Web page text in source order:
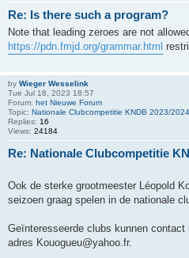
Re: Is there such a program?
Note that leading zeroes are not
https://pdn.fmjd.org/grammar.html
by Wieger Wesselink
Tue Jul 18, 2023 18:57
Forum: het Nieuwe Forum
Topic: Nationale Clubcompetitie KNDB 2023/2024
Replies: 16
Views: 24184
Re: Nationale Clubcompetitie
Ook de sterke grootmeester Léopold
seizoen graag spelen in de nationale
Geïnteresseerde clubs kunnen contact
adres Kouogueu@yahoo.fr.